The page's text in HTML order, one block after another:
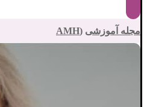
مجله آموزشی (AMH